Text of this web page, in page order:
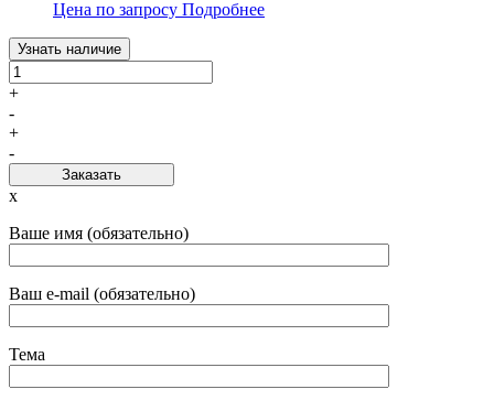
Цена по запросу Подробнее
Узнать наличие
+
-
+
-
Заказать
x
Ваше имя (обязательно)
Ваш e-mail (обязательно)
Тема